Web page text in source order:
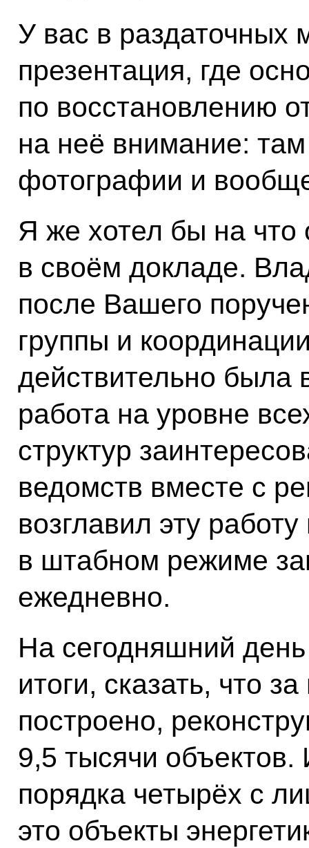
У вас в раздаточных
презентация, где
по восстановлению
на неё внимание:
фотографии и
Я же хотел бы на что
в своём докладе.
после Вашего
группы и
действительно была
работа на уровне
структур
ведомств вместе с
возглавил эту
в штабном режиме
ежедневно.
На сегодняшний
итоги, сказать, что
построено,
9,5 тысячи объектов.
порядка четырёх с
это объекты